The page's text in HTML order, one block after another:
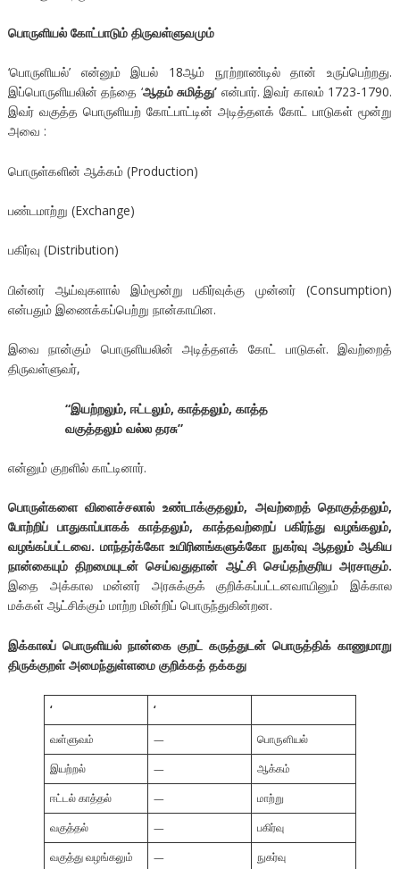
பொருளியல் கோட்பாடும் திருவள்ளுவமும்
‘பொருளியல்’ என்னும் இயல் 18ஆம் நூற்றாண்டில் தான் உருப்பெற்றது.
இப்பொருளியலின் தந்தை ‘ஆதம் சுமித்து’ என்பார். இவர் காலம் 1723-1790.
இவர் வகுத்த பொருளியற் கோட்பாட்டின் அடித்தளக் கோட் பாடுகள் மூன்று
அவை :
பொருள்களின் ஆக்கம் (Production)
பண்டமாற்று (Exchange)
பகிர்வு (Distribution)
பின்னர் ஆய்வுகளால் இம்மூன்று பகிர்வுக்கு முன்னர் (Consumption)
என்பதும் இணைக்கப்பெற்று நான்காயின.
இவை நான்கும் பொருளியலின் அடித்தளக் கோட் பாடுகள். இவற்றைத்
திருவள்ளுவர்,
“இயற்றலும், ஈட்டலும், காத்தலும், காத்த
வகுத்தலும் வல்ல தரசு”
என்னும் குறளில் காட்டினார்.
பொருள்களை விளைச்சலால் உண்டாக்குதலும், அவற்றைத் தொகுத்தலும்,
போற்றிப் பாதுகாப்பாகக் காத்தலும், காத்தவற்றைப் பகிர்ந்து வழங்கலும்,
வழங்கப்பட்டவை. மாந்தர்க்கோ உயிரினங்களுக்கோ நுகர்வு ஆதலும் ஆகிய
நான்கையும் திறமையுடன் செய்வதுதான் ஆட்சி செய்தற்குரிய அரசாகும்.
இதை அக்கால மன்னர் அரசுக்குக் குறிக்கப்பட்டனவாயினும் இக்கால
மக்கள் ஆட்சிக்கும் மாற்ற மின்றிப் பொருந்துகின்றன.
இக்காலப் பொருளியல் நான்கை குறட் கருத்துடன் பொருத்திக் காணுமாறு
திருக்குறள் அமைந்துள்ளமை குறிக்கத் தக்கது
‘ ‘
வள்ளுவம் — பொருளியல்
இயற்றல் — ஆக்கம்
ஈட்டல் காத்தல் — மாற்று
வகுத்தல் — பகிர்வு
வகுத்து வழங்கலும் — நுகர்வு